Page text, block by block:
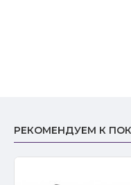
РЕКОМЕНДУЕМ К